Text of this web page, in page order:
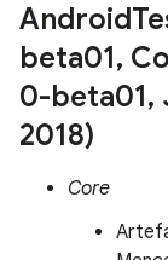
Android
beta01,
0-beta01,
2018)
Core